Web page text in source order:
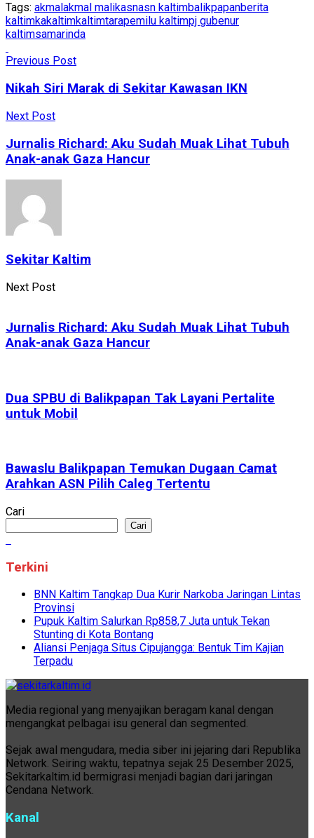
Tags: akmal akmal malikasnasn kaltimbalikpapanberita
kaltimkakaltimkaltimtarapemilu kaltimpj gubenur
kaltimsamarinda
Previous Post
Nikah Siri Marak di Sekitar Kawasan IKN
Next Post
Jurnalis Richard: Aku Sudah Muak Lihat Tubuh
Anak-anak Gaza Hancur
Sekitar Kaltim
Next Post
Jurnalis Richard: Aku Sudah Muak Lihat Tubuh
Anak-anak Gaza Hancur
Dua SPBU di Balikpapan Tak Layani Pertalite
untuk Mobil
Bawaslu Balikpapan Temukan Dugaan Camat
Arahkan ASN Pilih Caleg Tertentu
Cari
Cari
Terkini
BNN Kaltim Tangkap Dua Kurir Narkoba Jaringan Lintas
Provinsi
Pupuk Kaltim Salurkan Rp858,7 Juta untuk Tekan
Stunting di Kota Bontang
Aliansi Penjaga Situs Cipujangga: Bentuk Tim Kajian
Terpadu
Media regional yang menyajikan beragam kanal dengan
mengangkat pelbagai isu general dan segmented.
Sejak awal mengudara, media siber ini jejaring dari Republika
Network. Seiring waktu, tepatnya sejak 25 Desember 2025,
Sekitarkaltim.id bermigrasi menjadi bagian dari jaringan
Cendana Network.
Kanal